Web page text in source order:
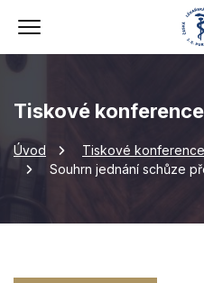
Tiskové konference
Úvod
Tiskové konference
Souhrn jednání schůze